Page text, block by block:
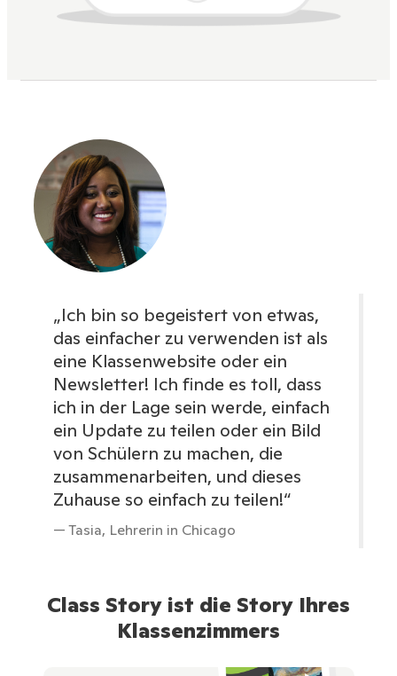
„Ich bin so begeistert von etwas,
das einfacher zu verwenden ist als
eine Klassenwebsite oder ein
Newsletter! Ich finde es toll, dass
ich in der Lage sein werde, einfach
ein Update zu teilen oder ein Bild
von Schülern zu machen, die
zusammenarbeiten, und dieses
Zuhause so einfach zu teilen!“
— Tasia, Lehrerin in Chicago
Class Story ist die Story Ihres
Klassenzimmers